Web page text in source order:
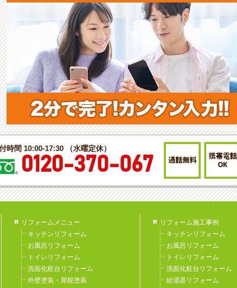
時間 10:00-17:30 （水曜定休）
0120-370-067 通話無料
携帯電話
OK
リフォームメニュー
キッチンリフォーム
お風呂リフォーム
トイレリフォーム
洗面化粧台リフォーム
外壁塗装・屋根塗装
リフォーム施工事例
キッチンリフォーム
お風呂リフォーム
トイレリフォーム
洗面化粧台リフォーム
給湯器リフォーム